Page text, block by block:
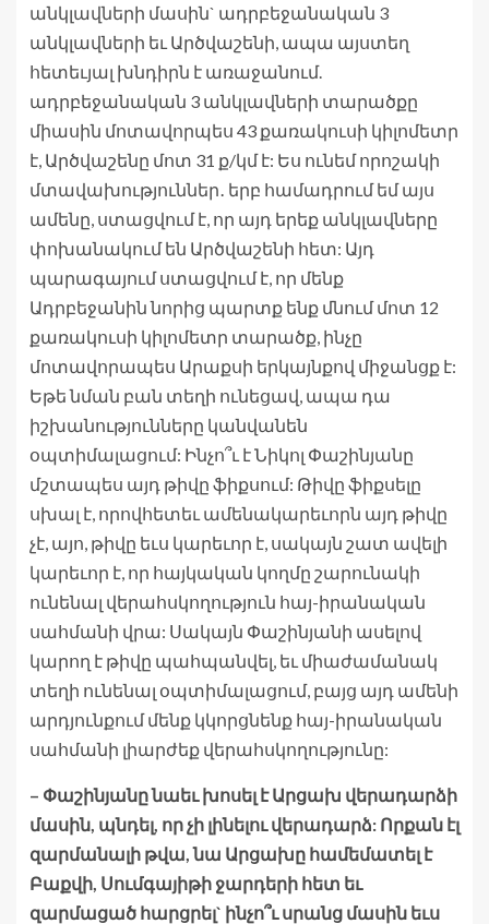
անկլավների մասին` ադրբեջանական 3
անկլավների եւ Արծվաշենի, ապա այստեղ
հետեւյալ խնդիրն է առաջանում.
ադրբեջանական 3 անկլավների տարածքը
միասին մոտավորպես 43 քառակուսի կիլոմետր
է, Արծվաշենը մոտ 31 ք/կմ է: Ես ունեմ որոշակի
մտավախություններ․ երբ համադրում եմ այս
ամենը, ստացվում է, որ այդ երեք անկլավները
փոխանակում են Արծվաշենի հետ: Այդ
պարագայում ստացվում է, որ մենք
Ադրբեջանին նորից պարտք ենք մնում մոտ 12
քառակուսի կիլոմետր տարածք, ինչը
մոտավորապես Արաքսի երկայնքով միջանցք է:
Եթե նման բան տեղի ունեցավ, ապա դա
իշխանությունները կանվանեն
օպտիմալացում: Ինչո՞ւ է Նիկոլ Փաշինյանը
մշտապես այդ թիվը ֆիքսում: Թիվը ֆիքսելը
սխալ է, որովհետեւ ամենակարեւորն այդ թիվը
չէ, այո, թիվը եւս կարեւոր է, սակայն շատ ավելի
կարեւոր է, որ հայկական կողմը շարունակի
ունենալ վերահսկողություն հայ-իրանական
սահմանի վրա: Սակայն Փաշինյանի ասելով
կարող է թիվը պահպանվել, եւ միաժամանակ
տեղի ունենալ օպտիմալացում, բայց այդ ամենի
արդյունքում մենք կկորցնենք հայ-իրանական
սահմանի լիարժեք վերահսկողությունը:
– Փաշինյանը նաեւ խոսել է Արցախ վերադարձի
մասին, պնդել, որ չի լինելու վերադարձ: Որքան էլ
զարմանալի թվա, նա Արցախը համեմատել է
Բաքվի, Սումգայիթի ջարդերի հետ եւ
զարմացած հարցրել` ինչո՞ւ սրանց մասին եւս